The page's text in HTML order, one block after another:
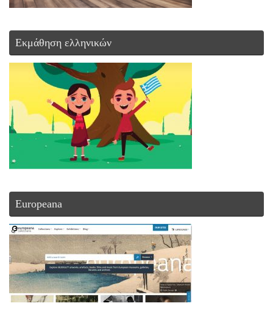
Εκμάθηση ελληνικών
Europeana